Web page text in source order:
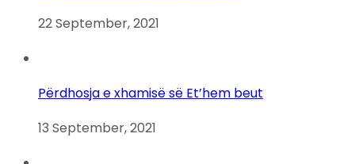
22 September, 2021
Përdhosja e xhamisë së Et’hem beut
13 September, 2021